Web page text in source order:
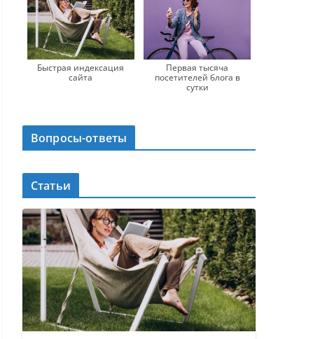
Быстрая индексация
сайта
Первая тысяча
посетителей блога в
сутки
Вопросы-ответы
Статьи